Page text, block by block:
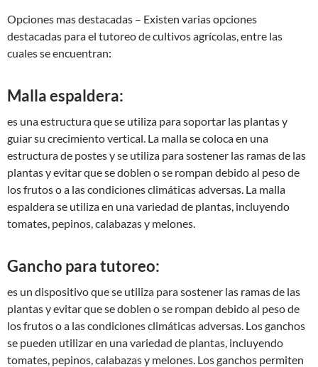
Opciones mas destacadas – Existen varias opciones
destacadas para el tutoreo de cultivos agrícolas, entre las
cuales se encuentran:
Malla espaldera:
es una estructura que se utiliza para soportar las plantas y
guiar su crecimiento vertical. La malla se coloca en una
estructura de postes y se utiliza para sostener las ramas de las
plantas y evitar que se doblen o se rompan debido al peso de
los frutos o a las condiciones climáticas adversas. La malla
espaldera se utiliza en una variedad de plantas, incluyendo
tomates, pepinos, calabazas y melones.
Gancho para tutoreo:
es un dispositivo que se utiliza para sostener las ramas de las
plantas y evitar que se doblen o se rompan debido al peso de
los frutos o a las condiciones climáticas adversas. Los ganchos
se pueden utilizar en una variedad de plantas, incluyendo
tomates, pepinos, calabazas y melones. Los ganchos permiten